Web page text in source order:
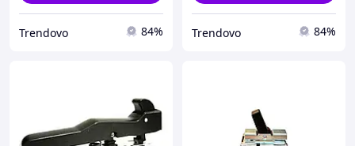
Trendovo 84% Trendovo 84%